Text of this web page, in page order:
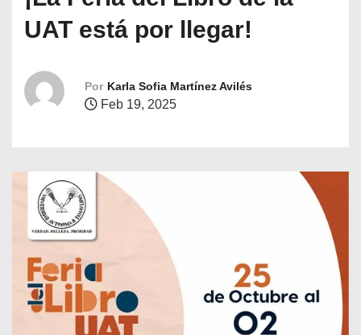
UAT está por llegar!
Por Karla Sofia Martínez Avilés
Feb 19, 2025